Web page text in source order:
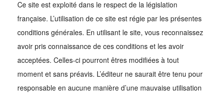
Ce site est exploité dans le respect de la législation
française. L’utilisation de ce site est régie par les présentes
conditions générales. En utilisant le site, vous reconnaissez
avoir pris connaissance de ces conditions et les avoir
acceptées. Celles-ci pourront êtres modifiées à tout
moment et sans préavis. L’éditeur ne saurait être tenu pour
responsable en aucune manière d’une mauvaise utilisation